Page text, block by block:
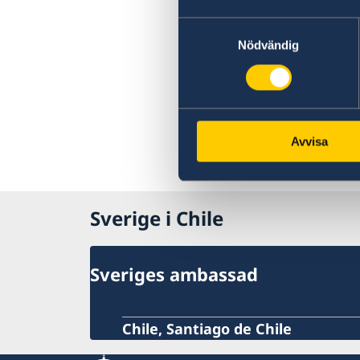
Nödvändig
Avvisa
Anmäla handelshinder
Sverige i Chile
Sveriges ambassad
Chile, Santiago de Chile